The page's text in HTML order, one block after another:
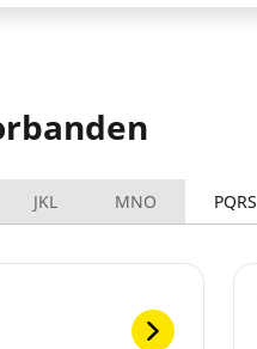
JKL MNO PQRS